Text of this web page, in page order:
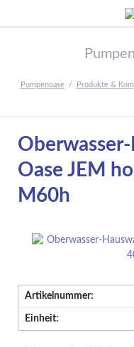
Pumpenoase Produkte &
Oase JEM
M60h
Artikelnummer:
Einheit: